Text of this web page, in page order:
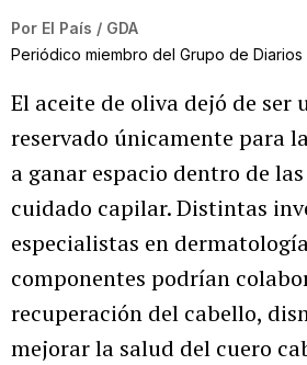
Por El País / GDA
Periódico miembro del Grupo de Diarios
El aceite de oliva dejó de ser
reservado únicamente para
a ganar espacio dentro de
cuidado capilar. Distintas
especialistas en
componentes podrían
recuperación del cabello,
mejorar la salud del cuero